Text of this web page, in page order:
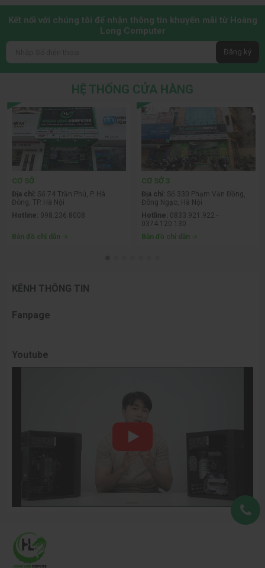
Kết nối với chúng tôi để nhận thông tin khuyến mãi từ Hoàng
Long Computer
Đăng ký
HỆ THỐNG CỬA HÀNG
CƠ SỞ
Địa chỉ: Số 74 Trần Phú, P. Hà
Đông, TP. Hà Nội
Hotline: 098.236.8008
Bản đồ chỉ dẫn
CƠ SỞ 3
Địa chỉ: Số 330 Phạm Văn Đồng,
Đông Ngạc, Hà Nội
Hotline: 0833.921.922 -
0374.120.130
Bản đồ chỉ dẫn
KÊNH THÔNG TIN
Fanpage
Youtube